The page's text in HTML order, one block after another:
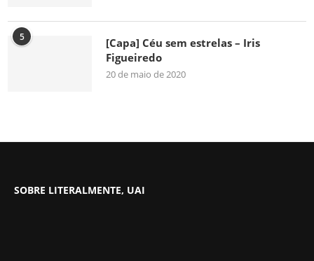
5
[Capa] Céu sem estrelas – Iris
Figueiredo
20 de maio de 2020
SOBRE LITERALMENTE, UAI